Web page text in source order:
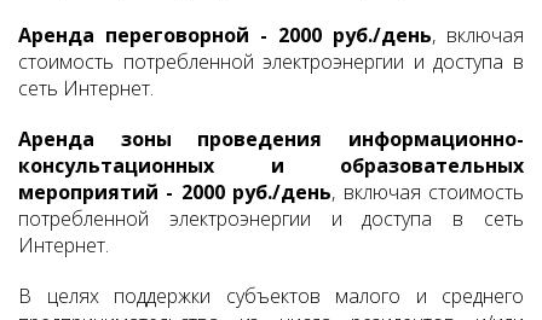
Аренда переговорной - 2000 руб./день, включая
стоимость потребленной электроэнергии и доступа в
сеть Интернет.
Аренда зоны проведения информационно-
консультационных и образовательных
мероприятий - 2000 руб./день, включая стоимость
потребленной электроэнергии и доступа в сеть
Интернет.
В целях поддержки субъектов малого и среднего